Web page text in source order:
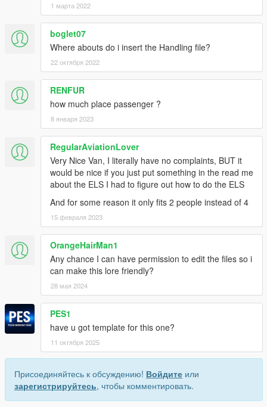
1 марта 2022
boglet07
Where abouts do i insert the Handling file?
22 октября 2022
RENFUR
how much place passenger ?
8 января 2023
RegularAviationLover
Very Nice Van, I literally have no complaints, BUT it
would be nice if you just put something in the read me
about the ELS I had to figure out how to do the ELS
And for some reason it only fits 2 people instead of 4
15 февраля 2023
OrangeHairMan1
Any chance I can have permission to edit the files so i
can make this lore friendly?
28 мая 2024
PES1
have u got template for this one?
11 октября 2025
Присоединяйтесь к обсуждению! Войдите или
зарегистрируйтесь, чтобы комментировать.